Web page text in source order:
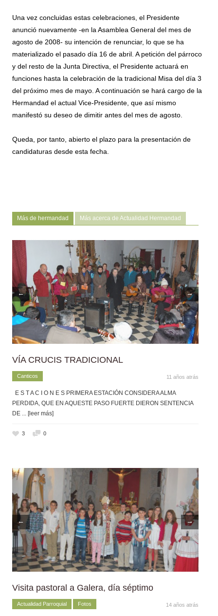
Una vez concluidas estas celebraciones, el Presidente
anunció nuevamente -en la Asamblea General del mes de
agosto de 2008- su intención de renunciar, lo que se ha
materializado el pasado día 16 de abril. A petición del párroco
y del resto de la Junta Directiva, el Presidente actuará en
funciones hasta la celebración de la tradicional Misa del día 3
del próximo mes de mayo. A continuación se hará cargo de la
Hermandad el actual Vice-Presidente, que así mismo
manifestó su deseo de dimitir antes del mes de agosto.
Queda, por tanto, abierto el plazo para la presentación de
candidaturas desde esta fecha.
Más de hermandad Más acerca de Actualidad Hermandad
← →
VÍA CRUCIS TRADICIONAL
Canticos 11 años atrás
E S T A C I O N E S PRIMERA ESTACIÓN CONSIDERA ALMA
PERDIDA, QUE EN AQUESTE PASO FUERTE DIERON SENTENCIA
DE
... [leer más]
3 0
← →
Visita pastoral a Galera, día séptimo
Actualidad Parroquial Fotos 14 años atrás